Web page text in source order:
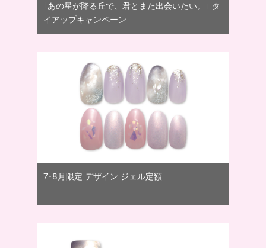
｢あの星が降る丘で、君とまた出会いたい。｣ タ
イアップキャンペーン
7･8月限定 デザイン ジェル定額